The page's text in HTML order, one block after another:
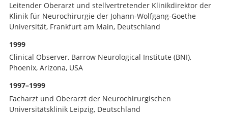
Leitender Oberarzt und stellvertretender Klinikdirektor der
Klinik für Neurochirurgie der Johann-Wolfgang-Goethe
Universität, Frankfurt am Main, Deutschland
1999
Clinical Observer, Barrow Neurological Institute (BNI),
Phoenix, Arizona, USA
1997–1999
Facharzt und Oberarzt der Neurochirurgischen
Universitätsklinik Leipzig, Deutschland